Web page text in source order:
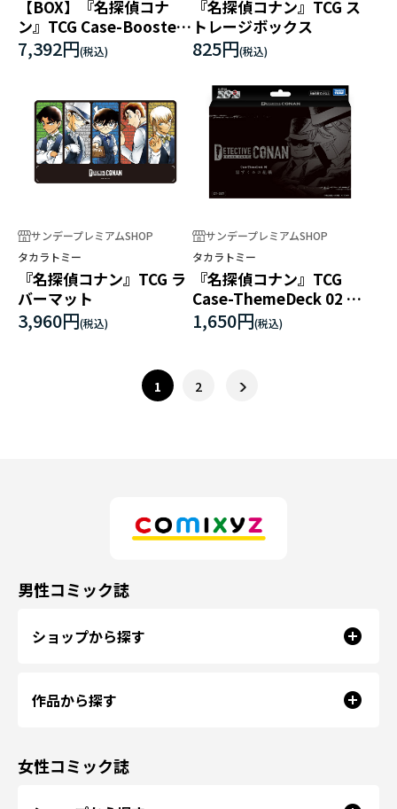
【BOX】『名探偵コナ
ン』TCG Case-Booster
04 信義の絆
7,392円
『名探偵コナン』TCG ス
トレージボックス
825円
サンデープレミアムSHOP
タカラトミー
『名探偵コナン』TCG ラ
バーマット
3,960円
サンデープレミアムSHOP
タカラトミー
『名探偵コナン』TCG
Case-ThemeDeck 02 黒
ずくめの組織
1,650円
1 2
男性コミック誌
ショップから探す
作品から探す
女性コミック誌